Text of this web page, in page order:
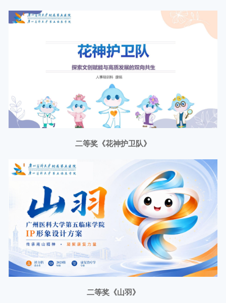
二等奖 《花神护卫队》
二等奖《山羽》